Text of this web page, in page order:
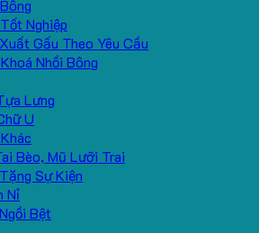
Nghiệp
Gấu Theo Yêu Cầu
Nhồi Bông
Lưng
U
Bèo, Mũ Lưỡi Trai
Sự Kiện
Nỉ
Bệt